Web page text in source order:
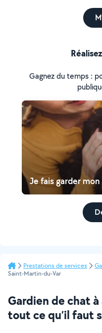
Gagnez du temps :
Je fais garder
Prestations de services
Saint-Martin-du-Var
Gardien de chat
tout ce qu’il faut